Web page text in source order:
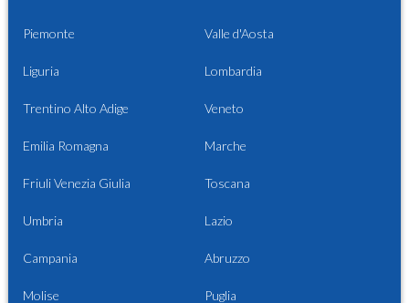
Piemonte Valle d'Aosta
Liguria Lombardia
Trentino Alto Adige Veneto
Emilia Romagna Marche
Friuli Venezia Giulia Toscana
Umbria Lazio
Campania Abruzzo
Molise Puglia